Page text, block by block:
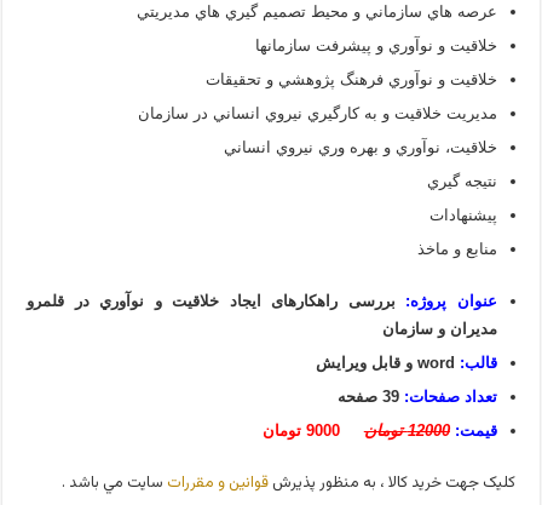
عرصه هاي سازماني و محيط تصميم گيري هاي مديريتي
خلاقيت و نوآوري و پيشرفت سازمانها
خلاقيت و نوآوري فرهنگ پژوهشي و تحقيقات
مديريت خلاقيت و به کارگيري نيروي انساني در سازمان
خلاقيت، نوآوري و بهره وري نيروي انساني
نتيجه گيري
پيشنهادات
منابع و ماخذ
عنوان پروژه: بررسی راهکارهای ایجاد خلاقيت و نوآوري در قلمرو
مديران و سازمان
قالب:
تعداد صفحات: 39 صفحه
قیمت: 12000 تومان 9000 تومان
کليک جهت خريد کالا ، به منظور پذيرشقوانين و مقررات سايت مي باشد .